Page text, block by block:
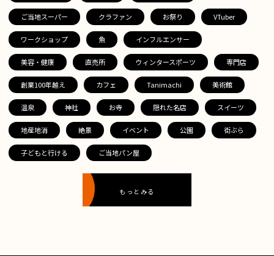
ご当地スーパー クラファン お祭り VTuber
ワークショップ 魚 インフルエンサー
美容・健康 直売所 ウィンタースポーツ 専門店
創業100年越え カフェ Tanimachi 美術館
温泉 神社 お寺 隠れた名店 スイーツ
地産地消 絶景 イベント 公園 街ぶら
子どもと行ける ご当地パン屋
もっとみる